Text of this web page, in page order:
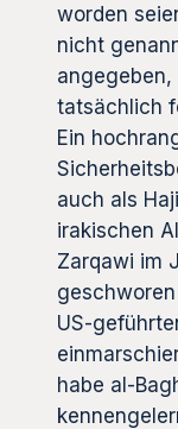
worden
nicht
tatsächlich
Ein
auch als
irakischen
Zarqawi im
US-
habe al-